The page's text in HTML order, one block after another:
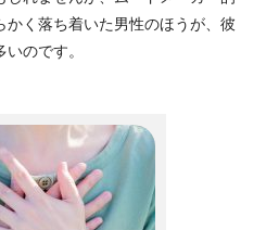
かく落ち着いた男性のほうが、彼
のです。